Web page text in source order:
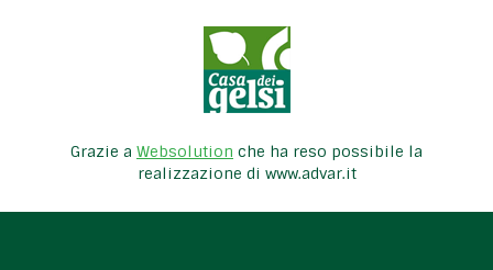
Grazie a Websolution che ha reso possibile la
realizzazione di www.advar.it